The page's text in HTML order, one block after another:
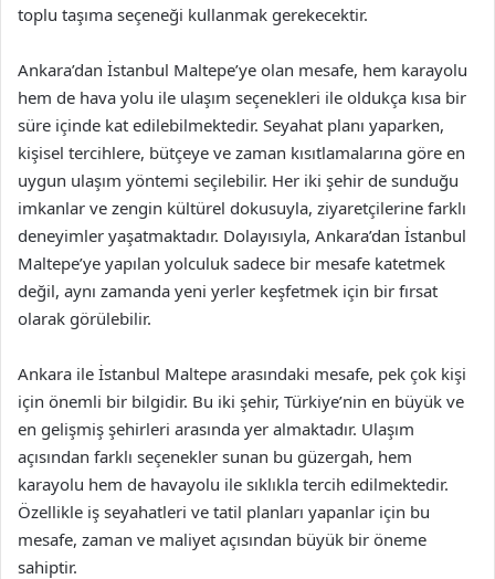
toplu taşıma seçeneği kullanmak gerekecektir.
Ankara’dan İstanbul Maltepe’ye olan mesafe, hem karayolu
hem de hava yolu ile ulaşım seçenekleri ile oldukça kısa bir
süre içinde kat edilebilmektedir. Seyahat planı yaparken,
kişisel tercihlere, bütçeye ve zaman kısıtlamalarına göre en
uygun ulaşım yöntemi seçilebilir. Her iki şehir de sunduğu
imkanlar ve zengin kültürel dokusuyla, ziyaretçilerine farklı
deneyimler yaşatmaktadır. Dolayısıyla, Ankara’dan İstanbul
Maltepe’ye yapılan yolculuk sadece bir mesafe katetmek
değil, aynı zamanda yeni yerler keşfetmek için bir fırsat
olarak görülebilir.
Ankara ile İstanbul Maltepe arasındaki mesafe, pek çok kişi
için önemli bir bilgidir. Bu iki şehir, Türkiye’nin en büyük ve
en gelişmiş şehirleri arasında yer almaktadır. Ulaşım
açısından farklı seçenekler sunan bu güzergah, hem
karayolu hem de havayolu ile sıklıkla tercih edilmektedir.
Özellikle iş seyahatleri ve tatil planları yapanlar için bu
mesafe, zaman ve maliyet açısından büyük bir öneme
sahiptir.